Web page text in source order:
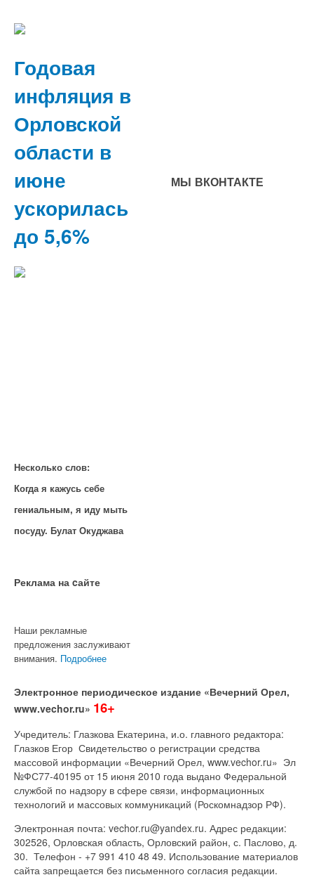
Годовая
инфляция в
Орловской
области в
июне
ускорилась
до 5,6%
Несколько слов:
Когда я кажусь себе
гениальным, я иду мыть
посуду. Булат Окуджава
Реклама на cайте
Наши рекламные
предложения заслуживают
внимания. Подробнее
МЫ ВКОНТАКТЕ
Электронное периодическое издание «Вечерний Орел,
www.vechor.ru» 16+
Учредитель: Глазкова Екатерина, и.о. главного редактора:
Глазков Егор Свидетельство о регистрации средства
массовой информации «Вечерний Орел, www.vechor.ru» Эл
№ФС77-40195 от 15 июня 2010 года выдано Федеральной
службой по надзору в сфере связи, информационных
технологий и массовых коммуникаций (Роскомнадзор РФ).
Электронная почта: vechor.ru@yandex.ru. Адрес редакции:
302526, Орловская область, Орловский район, с. Паслово, д.
30. Телефон - +7 991 410 48 49. Использование материалов
сайта запрещается без письменного согласия редакции.